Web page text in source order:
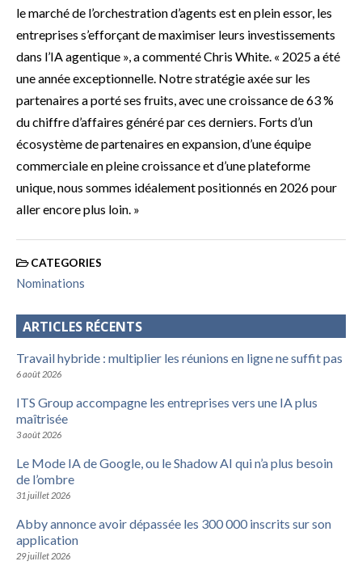
le marché de l’orchestration d’agents est en plein essor, les
entreprises s’efforçant de maximiser leurs investissements
dans l’IA agentique », a commenté Chris White. « 2025 a été
une année exceptionnelle. Notre stratégie axée sur les
partenaires a porté ses fruits, avec une croissance de 63 %
du chiffre d’affaires généré par ces derniers. Forts d’un
écosystème de partenaires en expansion, d’une équipe
commerciale en pleine croissance et d’une plateforme
unique, nous sommes idéalement positionnés en 2026 pour
aller encore plus loin. »
CATEGORIES
Nominations
ARTICLES RÉCENTS
Travail hybride : multiplier les réunions en ligne ne suffit pas
6 août 2026
ITS Group accompagne les entreprises vers une IA plus
maîtrisée
3 août 2026
Le Mode IA de Google, ou le Shadow AI qui n’a plus besoin
de l’ombre
31 juillet 2026
Abby annonce avoir dépassée les 300 000 inscrits sur son
application
29 juillet 2026